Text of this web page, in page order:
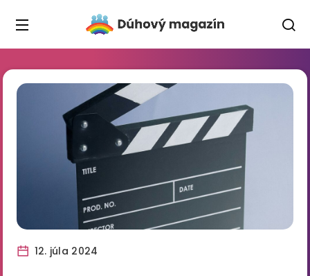
12. júla 2024